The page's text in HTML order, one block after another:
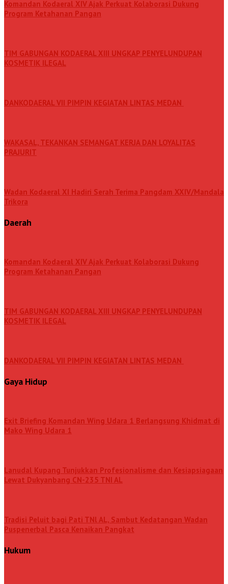
Komandan Kodaeral XIV Ajak Perkuat Kolaborasi Dukung
Program Ketahanan Pangan
TIM GABUNGAN KODAERAL XIII UNGKAP PENYELUNDUPAN
KOSMETIK ILEGAL
DANKODAERAL VII PIMPIN KEGIATAN LINTAS MEDAN
WAKASAL, TEKANKAN SEMANGAT KERJA DAN LOYALITAS
PRAJURIT
Wadan Kodaeral XI Hadiri Serah Terima Pangdam XXIV/Mandala
Trikora
Daerah
Komandan Kodaeral XIV Ajak Perkuat Kolaborasi Dukung
Program Ketahanan Pangan
TIM GABUNGAN KODAERAL XIII UNGKAP PENYELUNDUPAN
KOSMETIK ILEGAL
DANKODAERAL VII PIMPIN KEGIATAN LINTAS MEDAN
Gaya Hidup
Exit Briefing Komandan Wing Udara 1 Berlangsung Khidmat di
Mako Wing Udara 1
Lanudal Kupang Tunjukkan Profesionalisme dan Kesiapsiagaan
Lewat Dukyanbang CN-235 TNI AL
Tradisi Peluit bagi Pati TNl AL, Sambut Kedatangan Wadan
Puspenerbal Pasca Kenaikan Pangkat
Hukum